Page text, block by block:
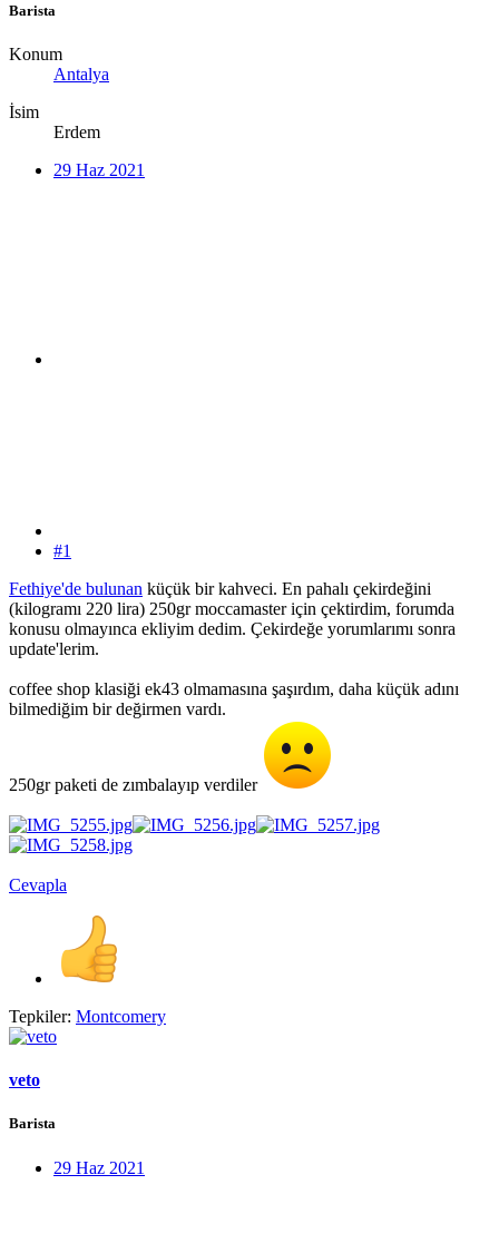
Barista
Konum
Antalya
İsim
Erdem
29 Haz 2021
#1
Fethiye'de bulunan küçük bir kahveci. En pahalı çekirdeğini
(kilogramı 220 lira) 250gr moccamaster için çektirdim, forumda
konusu olmayınca ekliyim dedim. Çekirdeğe yorumlarımı sonra
update'lerim.
coffee shop klasiği ek43 olmamasına şaşırdım, daha küçük adını
bilmediğim bir değirmen vardı.
250gr paketi de zımbalayıp verdiler
Cevapla
Tepkiler: Montcomery
veto
Barista
29 Haz 2021